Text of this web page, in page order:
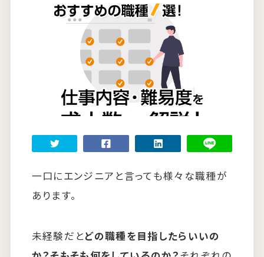
一口にエンジニアと言っても様々な職種が
あります。
未経験だとどの職種を目指したらいいの
ランキング